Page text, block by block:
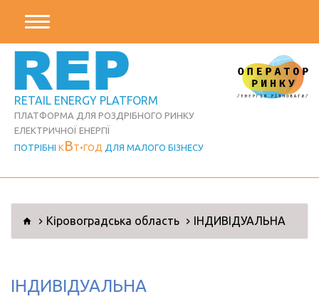
REP
RETAIL ENERGY PLATFORM
ПЛАТФОРМА ДЛЯ РОЗДРІБНОГО РИНКУ
ЕЛЕКТРИЧНОЇ ЕНЕРГІЇ
ПОТРІБНІ К ВТ ГОД ДЛЯ МАЛОГО БІЗНЕСУ
Кіровоградська область ІНДИВІДУАЛЬНА
ІНДИВІДУАЛЬНА